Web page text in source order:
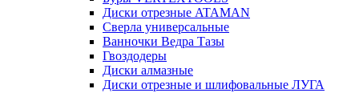
Диски отрезные ATAMAN
Сверла универсальные
Ванночки Ведра Тазы
Гвоздодеры
Диски алмазные
Диски отрезные и шлифовальные ЛУГА